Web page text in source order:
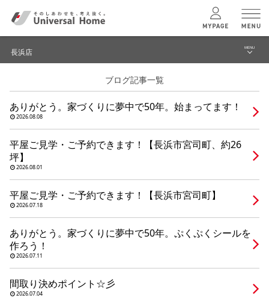
ユニバーサルホームの特長
コンセプトプラン
建築実例
モデルハウス 検索・見学予約
シミュレーション
長浜店 MENU
建築実例・事例
モデルハウス見学予約
長浜店 TOPへ
ブログ記事一覧
ありがとう。家づくりに夢中で50年。始まってます！
2026.08.08
平屋ご見学・ご予約できます！【長浜市宮司町、約26
坪】
2026.08.01
平屋ご見学・ご予約できます！【長浜市宮司町】
2026.07.18
ありがとう。家づくりに夢中で50年。ぷくぷくシールを
作ろう！
2026.07.11
間取り決めポイント☆彡
2026.07.04